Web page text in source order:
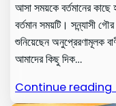
আসা সময়কে বর্তমানের
বর্তমান সময়টি। সন্ন্যাসী
শুনিয়েছেন অনুপ্রেরণামূলক
আমাদের কিছু দিক…
Continue reading